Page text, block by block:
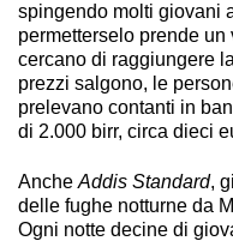
spingendo molti giovani
permetterselo prende
cercano di raggiungere
prezzi salgono, le
prelevano contanti in
di 2.000 birr, circa dieci
Anche Addis Standard,
delle fughe notturne da
Ogni notte decine di